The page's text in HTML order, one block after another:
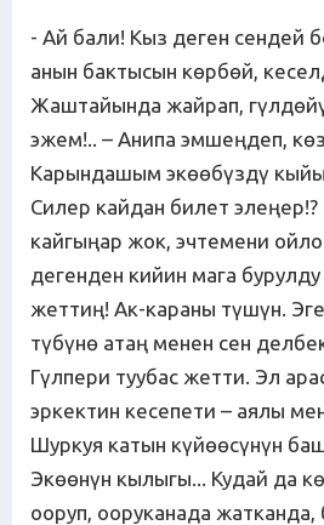
- Ай бали! Кыз деген сендей
анын бактысын көрбөй,
Жаштайында жайрап,
эжем!.. – Анипа эмшеңдеп,
Карындашым экөөбүздү
Силер кайдан билет
кайгыңар жок, эчтемени
дегенден кийин мага
жеттиң! Ак-караны түшүн.
түбүнө атаң менен сен
Гүлпери туубас жетти. Эл
эркектин кесепети – аялы
Шуркуя катын күйөөсүнүн
Экөөнүн кылыгы... Кудай да
ооруп, ооруканада жатканда,